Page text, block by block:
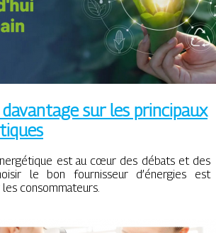
sur les principaux
est au cœur des débats et des
le bon fournisseur d’énergies est
consommateurs.